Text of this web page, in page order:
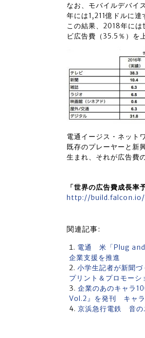
なお、モバイルデバイ
年には1,211億ドルに達
この結果、2018年に
ビ広告費（35.5％）を
電通イージス・ネット
既存のプレーヤーと新
生まれ、それが広告費
「世界の広告費成長率
http://
関連記事:
電通 米「Plug and
企業支援を推進
小学生記者が新聞
プリント＆プロモー
企業のあのキャラ
Vol.2』を発刊 キャラ
京浜急行電鉄 音の